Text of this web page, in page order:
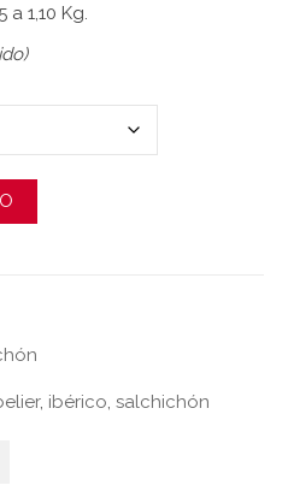
1,10 Kg.
cantidad
, ibérico, salchichón